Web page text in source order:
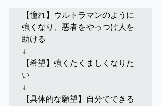
【憧れ】ウルトラマンのように
強くなり、悪者をやっつけ人を
助ける
↓
【希望】強くたくましくなりた
い
↓
【具体的な願望】自分でできる